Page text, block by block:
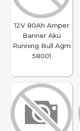
12V 80Ah Amper
Banner Akü
Running Bull Agm
58001